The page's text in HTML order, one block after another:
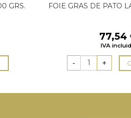
GRS. FOIE GRAS DE PATO
77,54
IVA